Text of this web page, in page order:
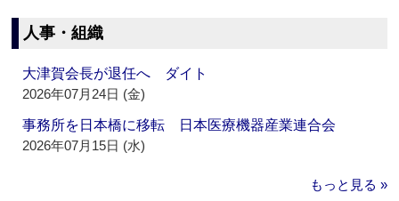
人事・組織
大津賀会長が退任へ ダイト
2026年07月24日 (金)
事務所を日本橋に移転 日本医療機器産業連合会
2026年07月15日 (水)
もっと見る »